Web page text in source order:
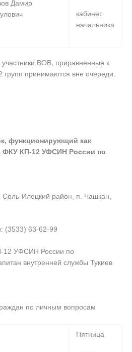
Дамир
кабинет
начальника
ВОВ, приравненные к
принимаются вне очереди.
функционирующий как
ФКУ КП-12 УФСИН России по
Илецкий район, п. Чашкан,
(3533) 63-62-99
12 УФСИН России по
внутренней службы Тукиев
по личным вопросам
Пятница